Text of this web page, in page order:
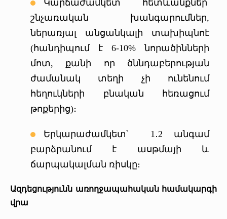
Կարճաժամկետ հետևանքներ՝
շնչառական խանգարումներ,
ներառյալ անցանկալի տախիպնոէ
(հանդիպում է 6-10% նորածինների
մոտ, քանի որ ծննդաբերության
ժամանակ տեղի չի ունենում
հեղուկների բնական հեռացում
թոքերից)։
Երկարաժամկետ՝ 1․2 անգամ
բարձրանում է ասթմայի և
ճարպակալման ռիսկը։
Ազդեցությունն առողջապահական համակարգի
վրա